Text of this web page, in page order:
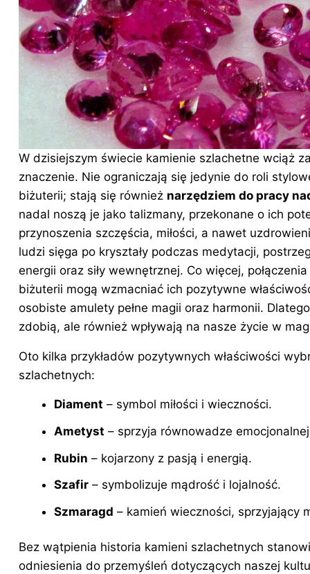
W dzisiejszym świecie kamienie szlachetne wciąż
znaczenie. Nie ograniczają się jedynie do roli
biżuterii; stają się również narzędziem do pracy
nadal noszą je jako talizmany, przekonane o ich
przynoszenia szczęścia, miłości, a nawet
ludzi sięga po kryształy podczas medytacji,
energii oraz siły wewnętrznej. Co więcej,
biżuterii mogą wzmacniać ich pozytywne
osobiste amulety pełne magii oraz harmonii.
zdobią, ale również wpływają na nasze życie w
Oto kilka przykładów pozytywnych właściwości
szlachetnych:
Diament – symbol miłości i wieczności.
Ametyst – sprzyja równowadze
Rubin – kojarzony z pasją i energią.
Szafir – symbolizuje mądrość i lojalność.
Szmaragd – kamień wieczności, sprzyjający
Bez wątpienia historia kamieni szlachetnych
odniesienia do przemyśleń dotyczących naszej